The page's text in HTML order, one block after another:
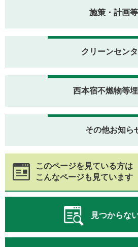
施策・計画等
クリーンセン
西本宿不燃物等
その他お知ら
このページを見ている方は
こんなページも見ています
見つからな